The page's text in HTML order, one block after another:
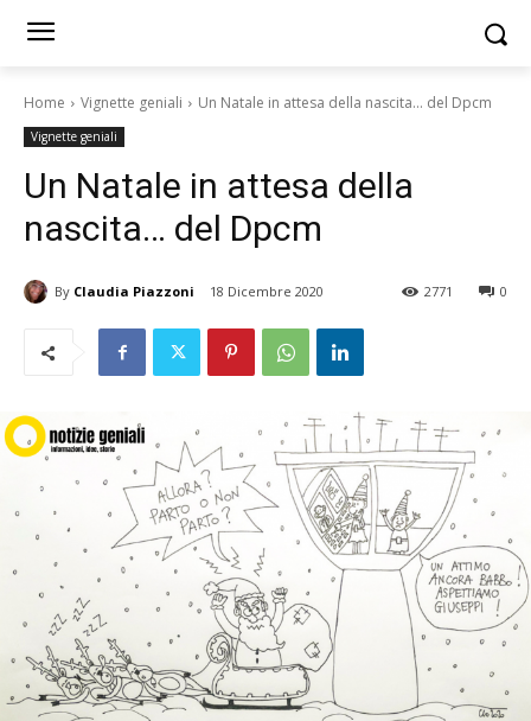
Home Vignette geniali Un Natale in attesa della nascita... del Dpcm
Vignette geniali
Un Natale in attesa della
nascita… del Dpcm
By Claudia Piazzoni 18 Dicembre 2020 0
2771